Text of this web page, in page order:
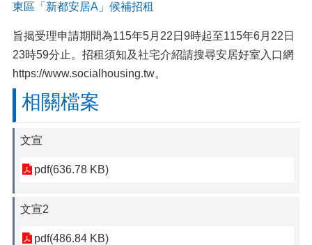
東區「新都安居A」候補招租
旨揭受理申請期間為115年5月22日9時起至115年6月22日
23時59分止。招租須知及社宅介紹請搜尋安居好室入口網
https://www.socialhousing.tw。
相關檔案
文宣
pdf(636.78 KB)
文宣2
pdf(486.84 KB)